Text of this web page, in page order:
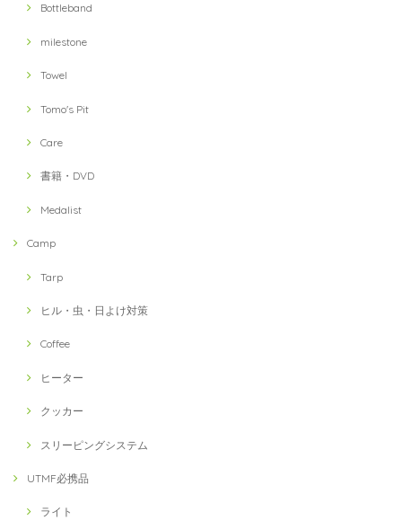
Bottleband
milestone
Towel
Tomo's Pit
Care
書籍・DVD
Medalist
Camp
Tarp
ヒル・虫・日よけ対策
Coffee
ヒーター
クッカー
スリーピングシステム
UTMF必携品
ライト